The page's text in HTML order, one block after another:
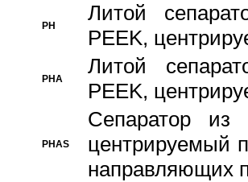
PH
Литой
PEEK,
PHA
Литой
PEEK,
PHAS
Сепаратор из
центрируемый
направляющих